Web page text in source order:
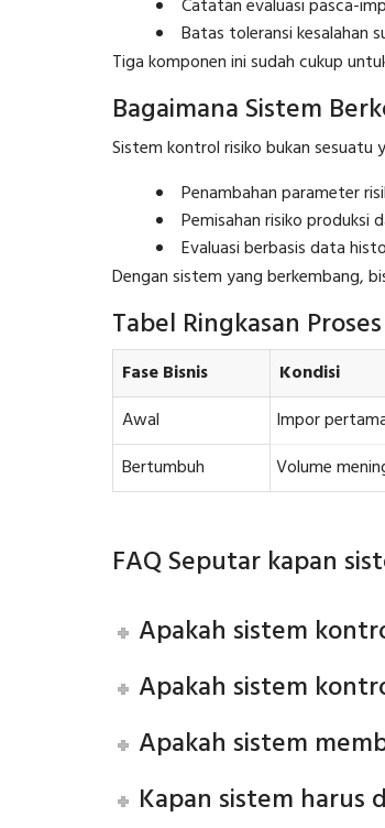
Catatan evaluasi pasca-
Batas toleransi kesalahan
Tiga komponen ini sudah cukup
Bagaimana Sistem
Sistem kontrol risiko bukan sesuatu
Penambahan parameter
Pemisahan risiko produksi
Evaluasi berbasis data
Dengan sistem yang berkembang,
Tabel Ringkasan Proses
Fase Bisnis Kondisi
Awal
Impor
Bertumbuh
Volume
FAQ Seputar kapan
Apakah sistem
Apakah sistem
Apakah sistem
Kapan sistem harus